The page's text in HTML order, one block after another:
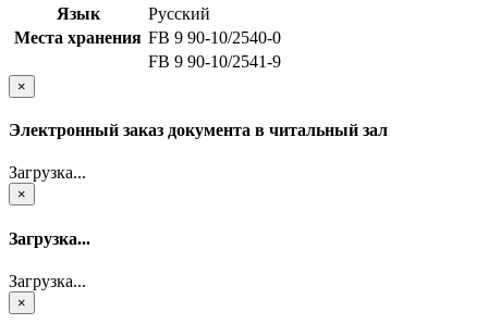
Язык
Русский
Места хранения FB 9 90-10/2540-0
FB 9 90-10/2541-9
×
Электронный заказ документа в читальный зал
Загрузка...
×
Загрузка...
Загрузка...
×